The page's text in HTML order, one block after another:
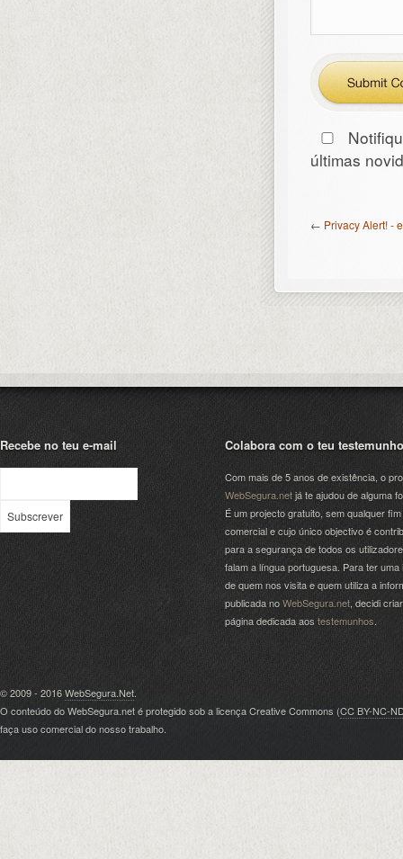
últimas
← Privacy Alert! -
Recebe no teu e-mail Colabora com o teu testemunho
Com mais de 5 anos de existência, o
WebSegura.netjá te ajudou de alguma
É um projecto gratuito, sem qualquer fim
comercial e cujo único objectivo é
para a segurança de todos os
falam a língua portuguesa. Para ter uma
de quem nos visita e quem utiliza a
publicada noWebSegura.net , decidi
página dedicada aos testemunhos
© 2009 - 2016WebSegura.Net.
O conteúdo do WebSegura.net é protegido sob a licença Creative Commons (CC BY-NC-
faça uso comercial do nosso trabalho.